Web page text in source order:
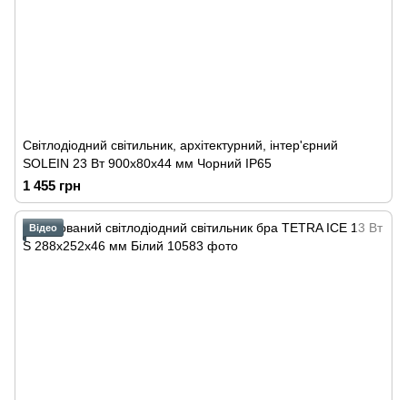
Світлодіодний світильник, архітектурний, інтер'єрний
SOLEIN 23 Вт 900x80x44 мм Чорний IP65
1 455 грн
Відео